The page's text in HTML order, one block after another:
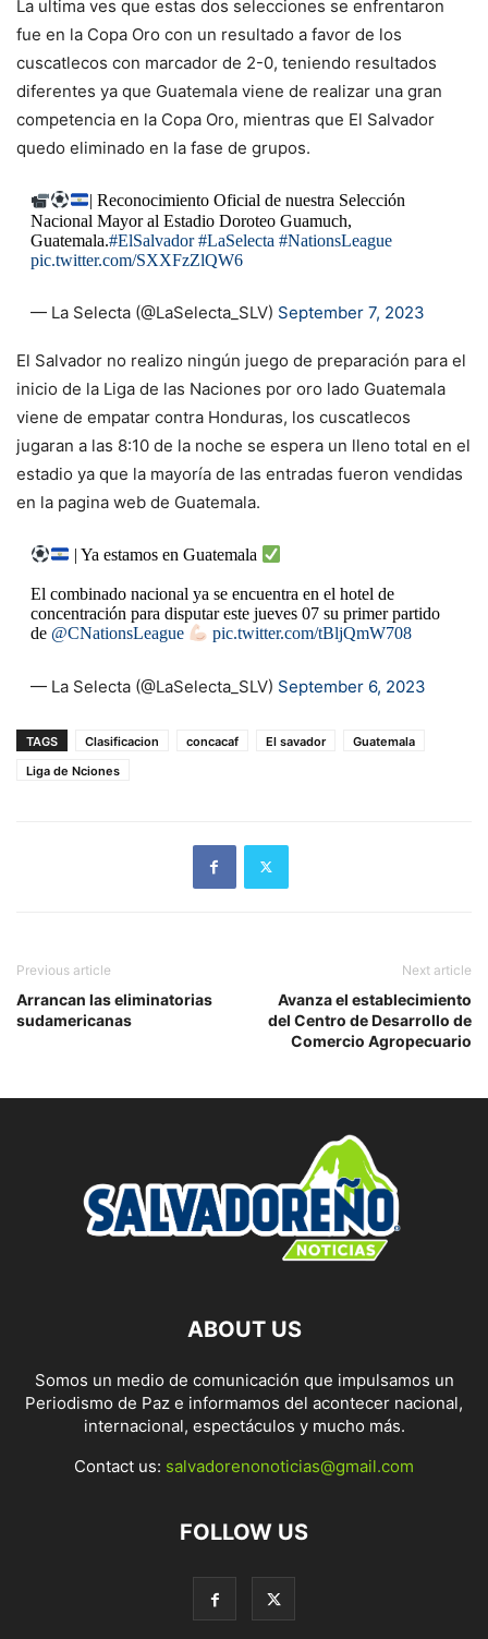
La ultima ves que estas dos selecciones se enfrentaron
fue en la Copa Oro con un resultado a favor de los
cuscatlecos con marcador de 2-0, teniendo resultados
diferentes ya que Guatemala viene de realizar una gran
competencia en la Copa Oro, mientras que El Salvador
quedo eliminado en la fase de grupos.
| Reconocimiento Oficial de nuestra Selección
Nacional Mayor al Estadio Doroteo Guamuch,
Guatemala.#ElSalvador #LaSelecta #NationsLeague
pic.twitter.com/SXXFzZlQW6
— La Selecta (@LaSelecta_SLV) September 7, 2023
El Salvador no realizo ningún juego de preparación para el
inicio de la Liga de las Naciones por oro lado Guatemala
viene de empatar contra Honduras, los cuscatlecos
jugaran a las 8:10 de la noche se espera un lleno total en el
estadio ya que la mayoría de las entradas fueron vendidas
en la pagina web de Guatemala.
| Ya estamos en Guatemala
El combinado nacional ya se encuentra en el hotel de
concentración para disputar este jueves 07 su primer partido
de @CNationsLeague pic.twitter.com/tBljQmW708
— La Selecta (@LaSelecta_SLV) September 6, 2023
TAGS Clasificacion concacaf El savador
Guatemala
Liga de Nciones
Previous article
Arrancan las eliminatorias
sudamericanas
Next article
Avanza el establecimiento
del Centro de Desarrollo de
Comercio Agropecuario
ABOUT US
Somos un medio de comunicación que impulsamos un
Periodismo de Paz e informamos del acontecer nacional,
internacional, espectáculos y mucho más.
Contact us: salvadorenonoticias@gmail.com
FOLLOW US